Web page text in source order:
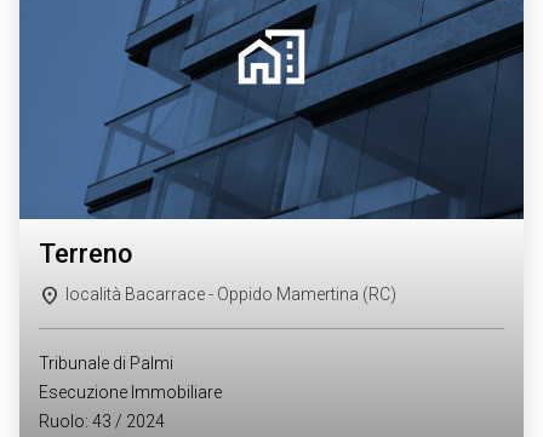
terreno
località Bacarrace - Oppido Mamertina (RC)
Tribunale di Palmi
Esecuzione Immobiliare
Ruolo: 43 / 2024